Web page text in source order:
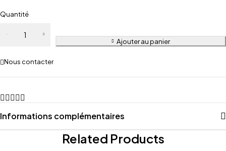
Quantité
Ajouter au panier
Nous contacter
Informations complémentaires
Related Products